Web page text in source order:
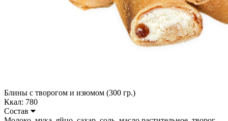
Блины с творогом и изюмом (300 гр.)
Ккал: 780
Состав